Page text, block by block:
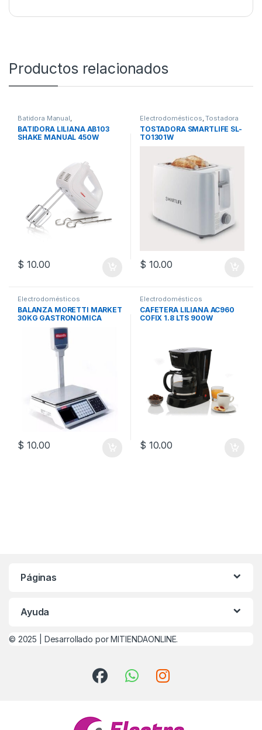
Productos relacionados
Batidora Manual,
Electrodomésticos
BATIDORA LILIANA AB103
SHAKE MANUAL 450W
$ 10.00
Electrodomésticos,Tostadora
TOSTADORA SMARTLIFE SL-
TO1301W
$ 10.00
Electrodomésticos
BALANZA MORETTI MARKET
30KG GASTRONOMICA
$ 10.00
Electrodomésticos
CAFETERA LILIANA AC960
COFIX 1.8 LTS 900W
$ 10.00
Páginas
Ayuda
© 2025 | Desarrollado por MITIENDAONLINE.